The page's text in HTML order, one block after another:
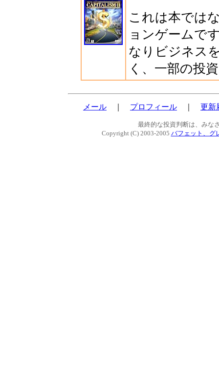
これは本では
ョンゲームで
なりビジネス
く、一部の投
メール プロフィール 更新
最終的な投資判断は、みな
Copyright (C) 2003-2005 バフェット、グ